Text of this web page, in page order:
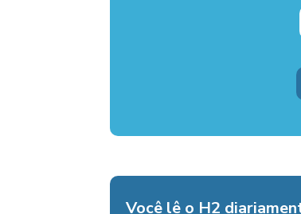
Você lê o H2